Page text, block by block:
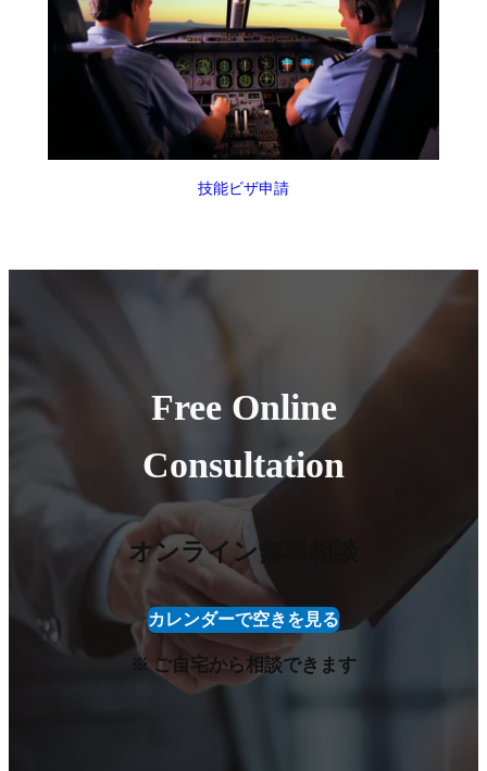
技能ビザ申請
Free Online
Consultation
オンライン無料相談
カレンダーで空きを見る
※ ご自宅から相談できます